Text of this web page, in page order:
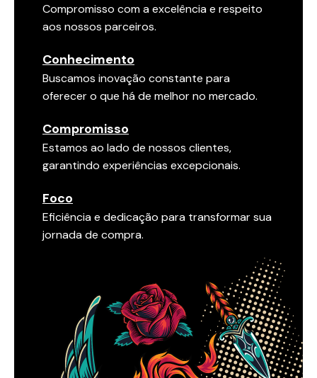
Compromisso com a excelência e respeito
aos nossos parceiros.
Conhecimento
Buscamos inovação constante para
oferecer o que há de melhor no mercado.
Compromisso
Estamos ao lado de nossos clientes,
garantindo experiências excepcionais.
Foco
Eficiência e dedicação para transformar sua
jornada de compra.